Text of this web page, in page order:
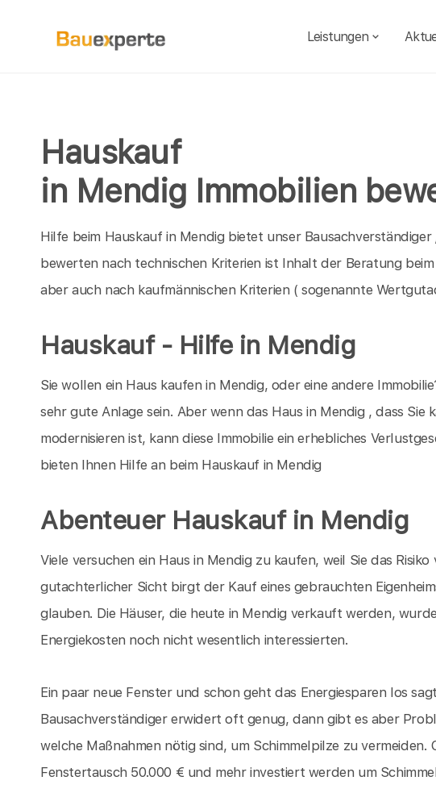
Leistungen
Hauskauf
in Mendig Immobilien
Hilfe beim Hauskauf in Mendig bietet unser
bewerten nach technischen Kriterien ist Inhalt der Beratung
aber auch nach kaufmännischen Kriterien ( sogenannte
Hauskauf - Hilfe in Mendig
Sie wollen ein Haus kaufen in Mendig, oder eine andere
sehr gute Anlage sein. Aber wenn das Haus in Mendig , dass
modernisieren ist, kann diese Immobilie ein erhebliches
bieten Ihnen Hilfe an beim Hauskauf in Mendig
Abenteuer Hauskauf in Mendig
Viele versuchen ein Haus in Mendig zu kaufen, weil Sie das
gutachterlicher Sicht birgt der Kauf eines gebrauchten
glauben. Die Häuser, die heute in Mendig verkauft werden,
Energiekosten noch nicht wesentlich interessierten.
Ein paar neue Fenster und schon geht das Energiesparen los
Bausachverständiger erwidert oft genug, dann gibt es aber
welche Maßnahmen nötig sind, um Schimmelpilze zu vermeiden.
Fenstertausch 50.000 € und mehr investiert werden um